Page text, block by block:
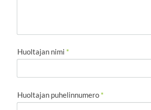
Huoltajan nimi *
Huoltajan puhelinnumero *